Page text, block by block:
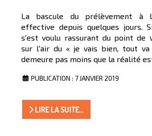
La bascule du prélèvement à
effective depuis quelques jours.
s'est voulu rassurant du point de
sur l'air du « je vais bien, tout
demeure pas moins que la réalité
PUBLICATION : 7 JANVIER 2019
LIRE LA SUITE...